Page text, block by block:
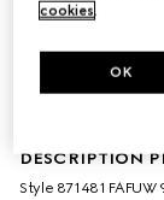
DESCRIPTION
Style ‎871481 FAFUW
cookies.
OK